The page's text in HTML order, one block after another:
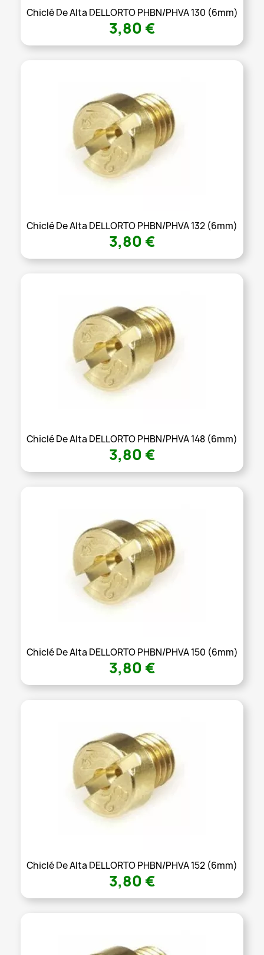
Chiclé De Alta DELLORTO PHBN/PHVA 130 (6mm)
3,80 €
Chiclé De Alta DELLORTO PHBN/PHVA 132 (6mm)
3,80 €
Chiclé De Alta DELLORTO PHBN/PHVA 148 (6mm)
3,80 €
Chiclé De Alta DELLORTO PHBN/PHVA 150 (6mm)
3,80 €
Chiclé De Alta DELLORTO PHBN/PHVA 152 (6mm)
3,80 €